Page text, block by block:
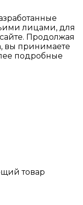
лицами, для
Продолжая
вы принимаете
подробные
товар